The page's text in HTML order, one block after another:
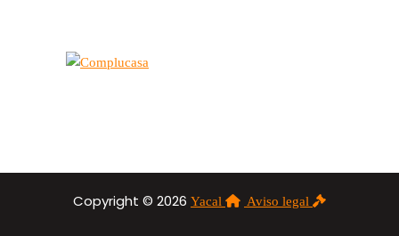
Copyright © 2026 Yacal Aviso legal